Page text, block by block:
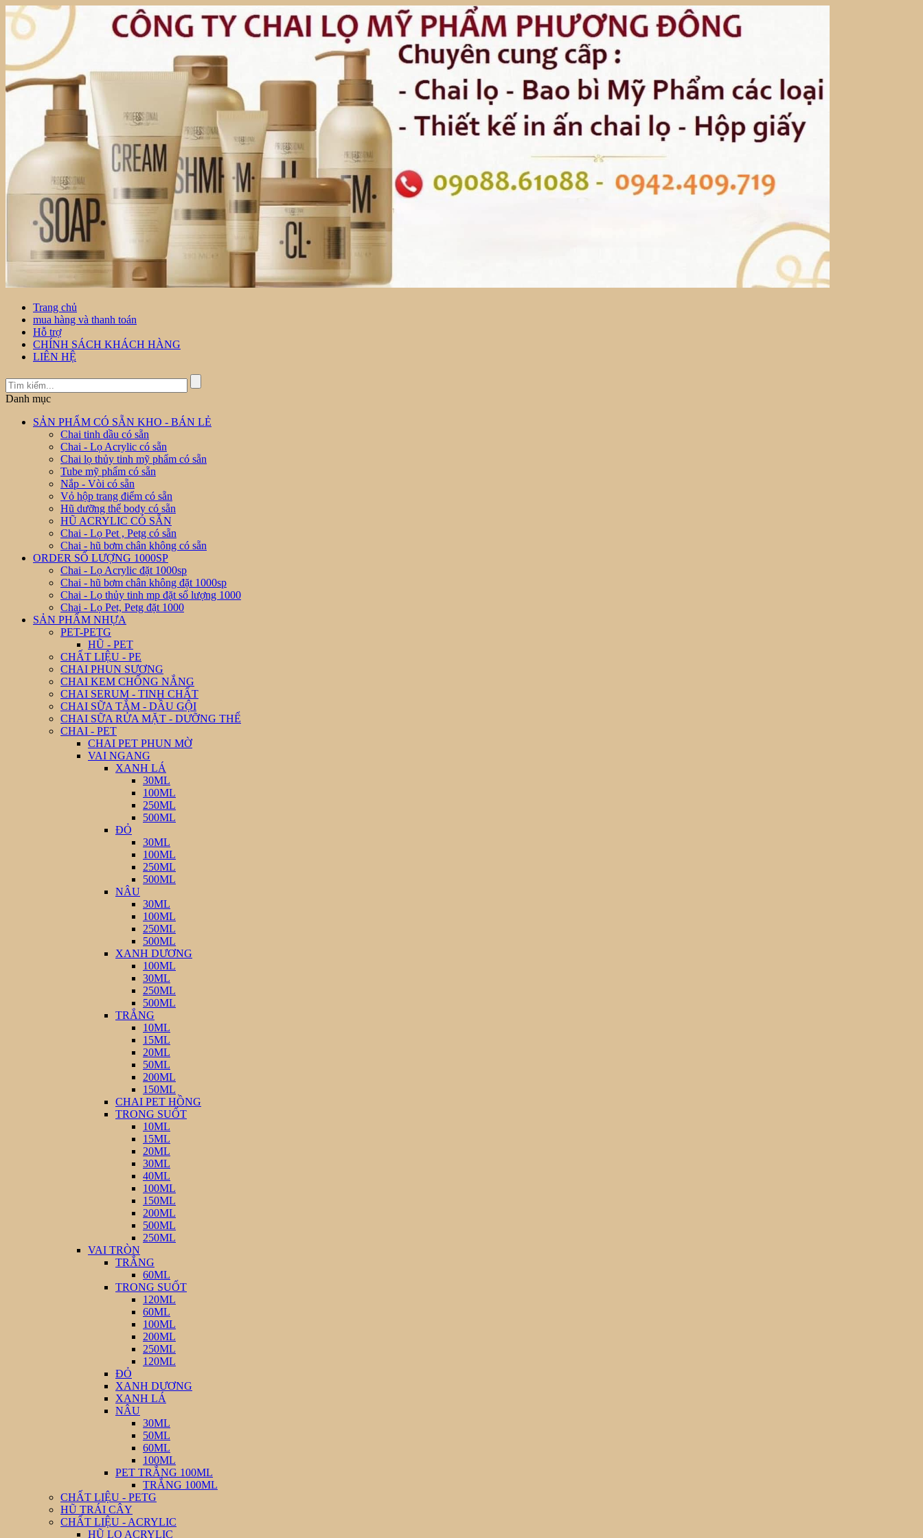
Trang chủ
mua hàng và thanh toán
Hỗ trợ
CHÍNH SÁCH KHÁCH HÀNG
LIÊN HỆ
Danh mục
SẢN PHẨM CÓ SẴN KHO - BÁN LẺ
Chai tinh dầu có sẵn
Chai - Lọ Acrylic có sẵn
Chai lọ thủy tinh mỹ phẩm có sẵn
Tube mỹ phẩm có sẵn
Nắp - Vòi có sẵn
Vỏ hộp trang điểm có sẵn
Hũ dưỡng thể body có sẵn
HŨ ACRYLIC CÓ SẴN
Chai - Lọ Pet , Petg có sẵn
Chai - hũ bơm chân không có sẵn
ORDER SỐ LƯỢNG 1000SP
Chai - Lọ Acrylic đặt 1000sp
Chai - hũ bơm chân không đặt 1000sp
Chai - Lọ thủy tinh mp đặt số lượng 1000
Chai - Lọ Pet, Petg đặt 1000
SẢN PHẨM NHỰA
PET-PETG
HŨ - PET
CHẤT LIỆU - PE
CHAI PHUN SƯƠNG
CHAI KEM CHỐNG NẮNG
CHAI SERUM - TINH CHẤT
CHAI SỮA TẮM - DẦU GỘI
CHAI SỮA RỬA MẶT - DƯỠNG THỂ
CHAI - PET
CHAI PET PHUN MỜ
VAI NGANG
XANH LÁ
30ML
100ML
250ML
500ML
ĐỎ
30ML
100ML
250ML
500ML
NÂU
30ML
100ML
250ML
500ML
XANH DƯƠNG
100ML
30ML
250ML
500ML
TRẮNG
10ML
15ML
20ML
50ML
200ML
150ML
CHAI PET HỒNG
TRONG SUỐT
10ML
15ML
20ML
30ML
40ML
100ML
150ML
200ML
500ML
250ML
VAI TRÒN
TRẮNG
60ML
TRONG SUỐT
120ML
60ML
100ML
200ML
250ML
120ML
ĐỎ
XANH DƯƠNG
XANH LÁ
NÂU
30ML
50ML
60ML
100ML
PET TRẮNG 100ML
TRẮNG 100ML
CHẤT LIỆU - PETG
HŨ TRÁI CÂY
CHẤT LIỆU - ACRYLIC
HŨ LỌ ACRYLIC